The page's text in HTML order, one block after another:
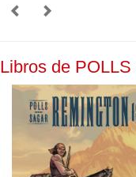
Libros de POLLS